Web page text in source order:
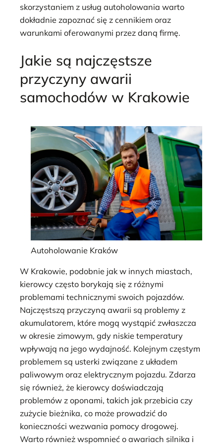
skorzystaniem z usług autoholowania warto
dokładnie zapoznać się z cennikiem oraz
warunkami oferowanymi przez daną firmę.
Jakie są najczęstsze
przyczyny awarii
samochodów w Krakowie
Autoholowanie Kraków
W Krakowie, podobnie jak w innych miastach,
kierowcy często borykają się z różnymi
problemami technicznymi swoich pojazdów.
Najczęstszą przyczyną awarii są problemy z
akumulatorem, które mogą wystąpić zwłaszcza
w okresie zimowym, gdy niskie temperatury
wpływają na jego wydajność. Kolejnym częstym
problemem są usterki związane z układem
paliwowym oraz elektrycznym pojazdu. Zdarza
się również, że kierowcy doświadczają
problemów z oponami, takich jak przebicia czy
zużycie bieżnika, co może prowadzić do
konieczności wezwania pomocy drogowej.
Warto również wspomnieć o awariach silnika i